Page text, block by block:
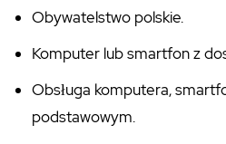
Obywatelstwo polskie.
Komputer lub smartfon z
Obsługa komputera,
podstawowym.